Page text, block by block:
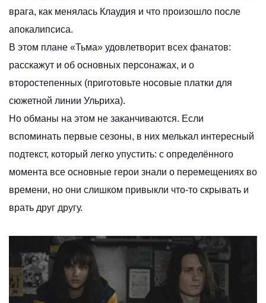
врага, как менялась Клаудия и что произошло после
апокалипсиса.
В этом плане «Тьма» удовлетворит всех фанатов:
расскажут и об основных персонажах, и о
второстепенных (приготовьте носовые платки для
сюжетной линии Ульриха).
Но обманы на этом не заканчиваются. Если
вспоминать первые сезоны, в них мелькал интересный
подтекст, который легко упустить: с определённого
момента все основные герои знали о перемещениях во
времени, но они слишком привыкли что‑то скрывать и
врать друг другу.